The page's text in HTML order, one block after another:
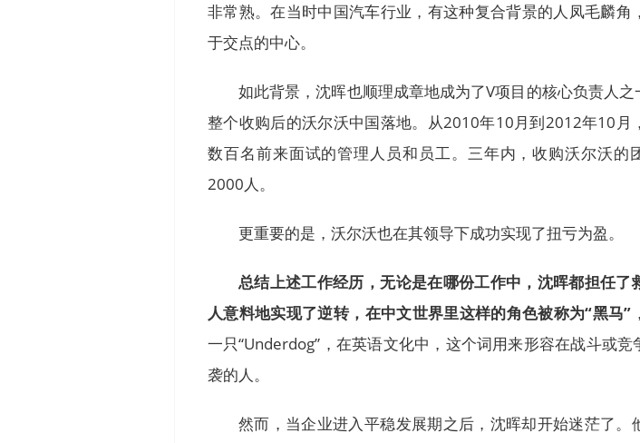
非常熟。在当时中国汽车行业，有这种复合背景的人凤毛麟角
于交点的中心。
如此背景，沈晖也顺理成章地成为了V项目的核心负责人
整个收购后的沃尔沃中国落地。从2010年10月到2012年10月
数百名前来面试的管理人员和员工。三年内，收购沃尔沃的
2000人。
更重要的是，沃尔沃也在其领导下成功实现了扭亏为盈。
总结上述工作经历，无论是在哪份工作中，沈晖都担任了
人意料地实现了逆转，在中文世界里这样的角色被称为“黑马”
一只“Underdog”，在英语文化中，这个词用来形容在战斗或
袭的人。
然而，当企业进入平稳发展期之后，沈晖却开始迷茫了。